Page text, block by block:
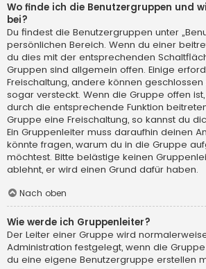
Wo finde ich die Benutzergruppen und
bei?
Du findest die Benutzergruppen unter
persönlichen Bereich. Wenn du einer
du dies mit der entsprechenden
Gruppen sind allgemein offen. Einige
Freischaltung, andere können
sogar versteckt. Wenn die Gruppe offen
durch die entsprechende Funktion
Gruppe eine Freischaltung, so kannst du
Ein Gruppenleiter muss daraufhin deinen
könnte fragen, warum du in die Gruppe
möchtest. Bitte belästige keinen
ablehnt, er wird einen Grund dafür haben.
Nach oben
Wie werde ich Gruppenleiter?
Der Leiter einer Gruppe wird
Administration festgelegt, wenn die
du eine eigene Benutzergruppe erstellen